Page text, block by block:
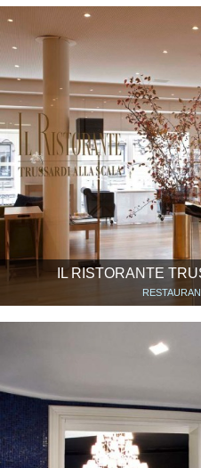
IL RISTORANTE